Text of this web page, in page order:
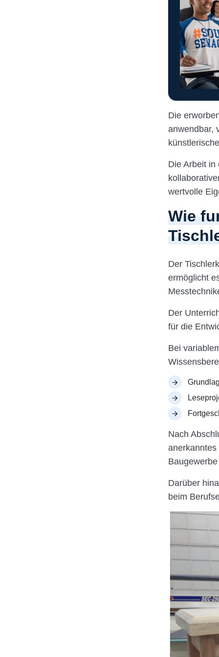
Die
anwendbar,
Die Arbeit
wertvolle
Wie
Der
ermöglicht
Der
für die
Bei
Nach
Darüber
beim